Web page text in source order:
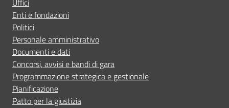
Uffici
Enti e fondazioni
Politici
Personale amministrativo
Documenti e dati
Concorsi, avvisi e bandi di gara
Programmazione strategica e gestionale
Pianificazione
Patto per la giustizia